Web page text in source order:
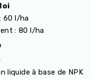
60 l/ha
: 80 l/ha
liquide à base de NPK